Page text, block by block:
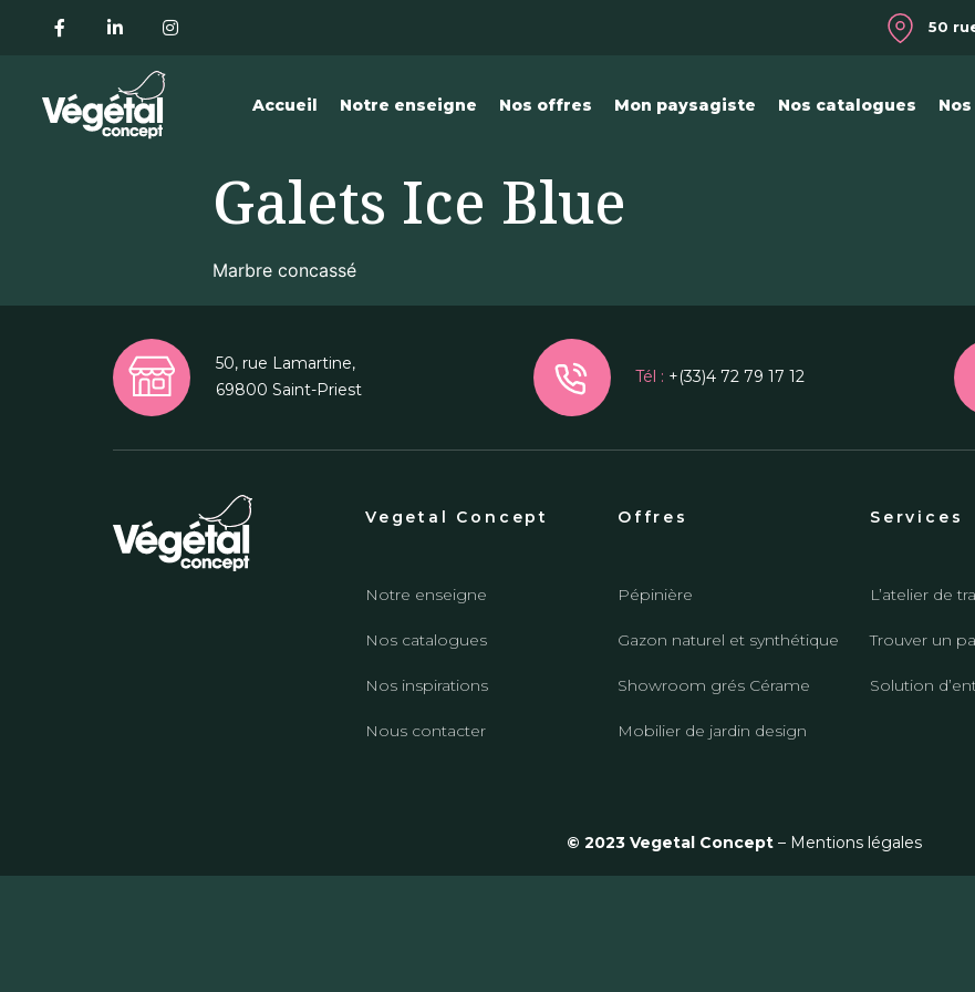
50
Accueil Notre enseigne Nos offres Mon paysagiste Nos catalogues
Galets Ice Blue
Marbre concassé
50, rue Lamartine,
69800 Saint-Priest
Tél : +(33)4 72 79 17 12
Vegetal Concept
Notre enseigne
Nos catalogues
Nos inspirations
Nous contacter
Offres
Pépinière
Gazon naturel et synthétique
Showroom grés Cérame
Mobilier de jardin design
Services
L’atelier de
Trouver un
Solution
© 2023 Vegetal Concept– Mentions légales